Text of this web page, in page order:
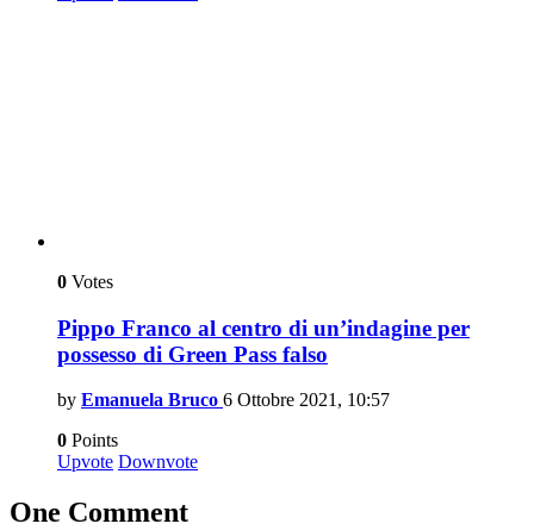
0 Votes
Pippo Franco al centro di un’indagine per
possesso di Green Pass falso
by Emanuela Bruco 6 Ottobre 2021, 10:57
0 Points
Upvote Downvote
One Comment